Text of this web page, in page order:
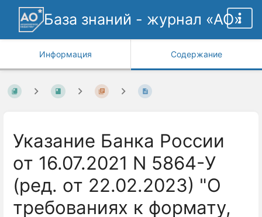
База знаний - журнал «АО»
Информация Содержание
Указание Банка России
от 16.07.2021 N 5864-У
(ред. от 22.02.2023) "О
требованиях к формату,